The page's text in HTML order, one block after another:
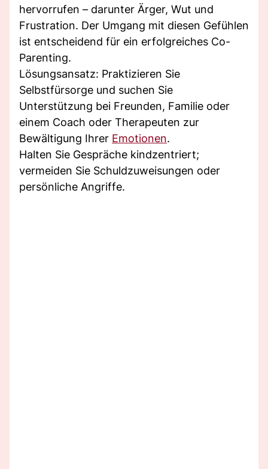
hervorrufen – darunter Ärger, Wut und
Frustration. Der Umgang mit diesen Gefühlen
ist entscheidend für ein erfolgreiches Co-
Parenting.
Lösungsansatz: Praktizieren Sie
Selbstfürsorge und suchen Sie
Unterstützung bei Freunden, Familie oder
einem Coach oder Therapeuten zur
Bewältigung Ihrer Emotionen.
Halten Sie Gespräche kindzentriert;
vermeiden Sie Schuldzuweisungen oder
persönliche Angriffe.